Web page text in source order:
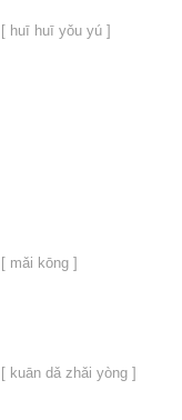
[ huī huī yǒu yú ]
[ mǎi kōng ]
[ kuān dǎ zhǎi yòng ]